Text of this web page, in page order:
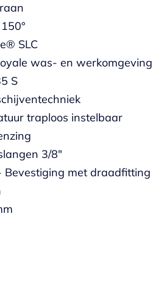
SLC
was- en werkomgeving
S
traploos instelbaar
3/8"
Bevestiging met draadfitting